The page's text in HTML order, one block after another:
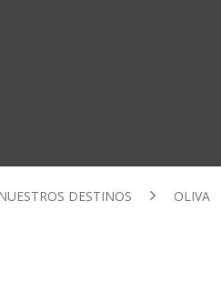
DESTINOS OLIVA